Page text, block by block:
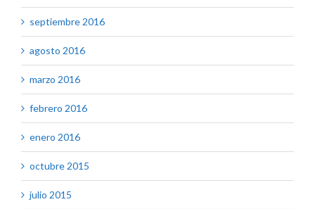
septiembre 2016
agosto 2016
marzo 2016
febrero 2016
enero 2016
octubre 2015
julio 2015